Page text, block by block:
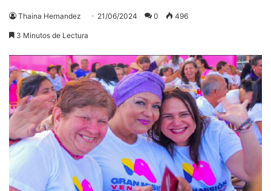
Thaina Hernandez 21/06/2024 0 496
3 Minutos de Lectura